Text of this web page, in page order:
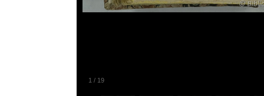
1 / 19